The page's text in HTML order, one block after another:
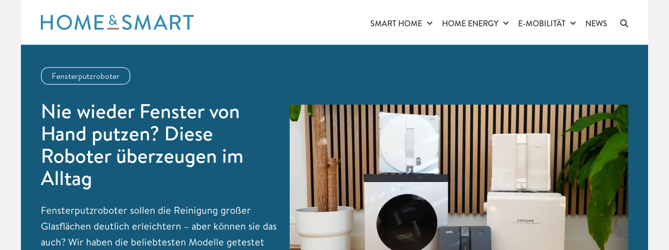
content
SMART HOME HOME ENERGY E-MOBILITÄT NEWS
Fensterputzroboter
Nie wieder Fenster von
Hand putzen? Diese
Roboter überzeugen im
Alltag
Fensterputzroboter sollen die Reinigung großer
Glasflächen deutlich erleichtern – aber können sie das
auch? Wir haben die beliebtesten Modelle getestet